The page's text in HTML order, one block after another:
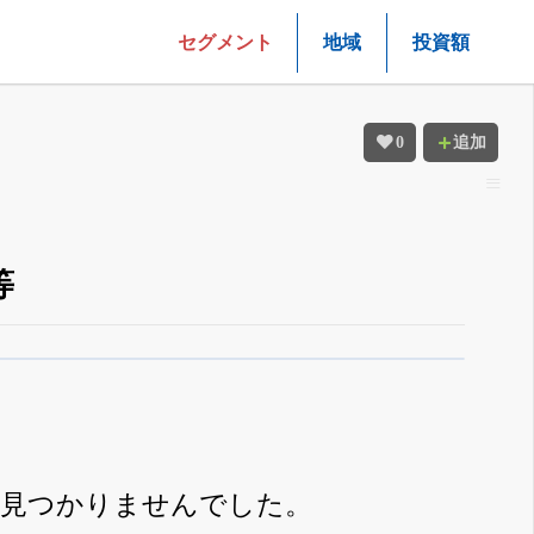
セグメント 地域 投資額
0 追加
つかりませんでした。